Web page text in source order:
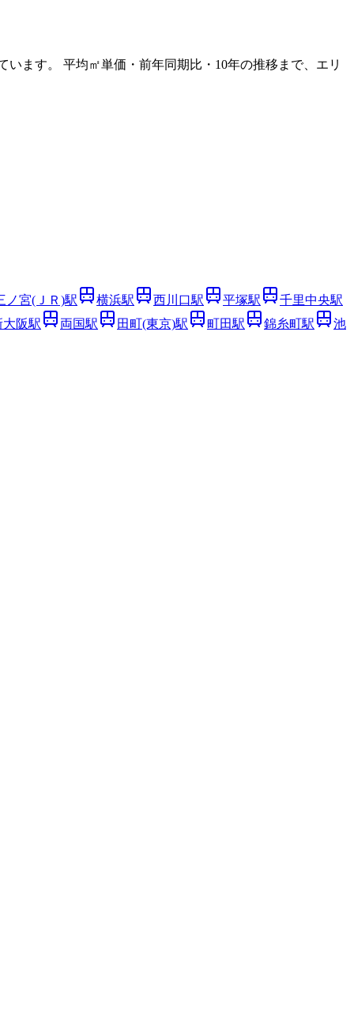
います。 平均㎡単価・前年同期比・10年の推移まで、エリ
ノ宮(ＪＲ)駅 横浜駅 西川口駅 平塚駅 千里中央駅
大阪駅 両国駅 田町(東京)駅 町田駅 錦糸町駅 池